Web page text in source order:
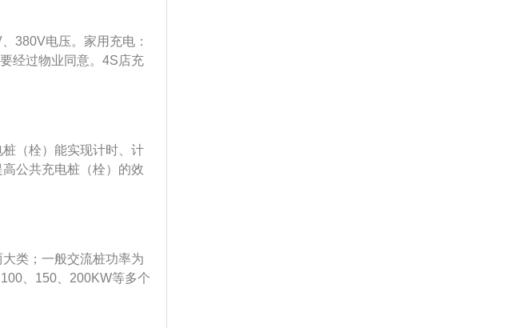
在满足可靠性的前提
380V电压。家用充电：
经过物业同意。4S店充
一个小时，可续航480k
在20-30km/h。超级充
量至充满电不超过2小
（栓）能实现计时、计
公共充电桩（栓）的效
行车充电的功能。技术
前最为关心的一个方面
是电动汽车充电器设计
用性。
类；一般交流桩功率为
、150、200KW等多个
充电桩匹配结果决定，